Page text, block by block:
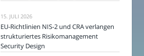
15. JULI 2026
EU-Richtlinien NIS-2 und CRA verlangen
strukturiertes Risikomanagement
Security Design